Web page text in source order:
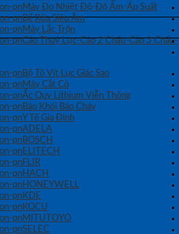
Máy Đo Nhiệt Độ-Độ Ẩm-Áp Suất
Bể Rửa Siêu Âm
Máy Lắc Trộn
Cảo Thuỷ Lực-Cảo 2 Chấu-Cảo 3 Chấu-
Bộ Tô Vít Lục Giác Sao
Máy Cắt Cỏ
Ắc Quy Lithium Viễn Thông
Báo Khói Báo Cháy
Y Tế Gia Đình
ADELA
BOSCH
ELITECH
FLIR
HACH
HONEYWELL
KDE
KOCU
MITUTOYO
SELEC